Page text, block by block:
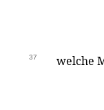
37 welche